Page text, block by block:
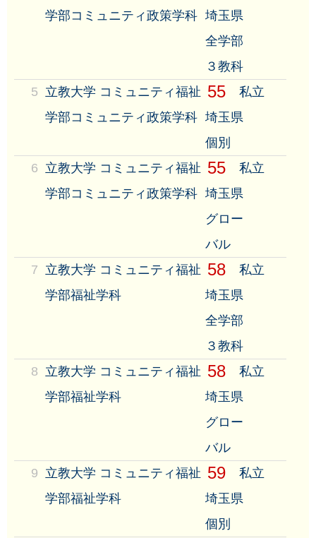
学部コミュニティ政策学科 埼玉県
全学部
３教科
5 立教大学 コミュニティ福祉
学部コミュニティ政策学科
55
私立
埼玉県
個別
6 立教大学 コミュニティ福祉
学部コミュニティ政策学科
55
私立
埼玉県
グロー
バル
7 立教大学 コミュニティ福祉
学部福祉学科
58
私立
埼玉県
全学部
３教科
8 立教大学 コミュニティ福祉
学部福祉学科
58
私立
埼玉県
グロー
バル
9 立教大学 コミュニティ福祉
学部福祉学科
59
私立
埼玉県
個別